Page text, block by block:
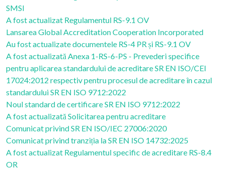
SMSI
A fost actualizat Regulamentul RS-9.1 OV
Lansarea Global Accreditation Cooperation Incorporated
Au fost actualizate documentele RS-4 PR și RS-9.1 OV
A fost actualizată Anexa 1-RS-6-PS - Prevederi specifice
pentru aplicarea standardului de acreditare SR EN ISO/CEI
17024:2012 respectiv pentru procesul de acreditare în cazul
standardului SR EN ISO 9712:2022
Noul standard de certificare SR EN ISO 9712:2022
A fost actualizată Solicitarea pentru acreditare
Comunicat privind SR EN ISO/IEC 27006:2020
Comunicat privind tranziția la SR EN ISO 14732:2025
A fost actualizat Regulamentul specific de acreditare RS-8.4
OR